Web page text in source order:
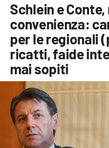
Cronaca
Politica
Attualità
Economia e lavoro
Italia Mondo
Schlein e
convenienza:
per le regionali
ricatti, faide
mai sopiti